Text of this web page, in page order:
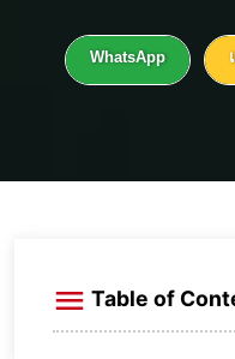
WhatsApp
Table of